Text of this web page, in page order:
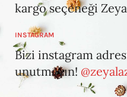
kargo seçeneği
INSTAGRAM
Bizi instagram
unutmayın!